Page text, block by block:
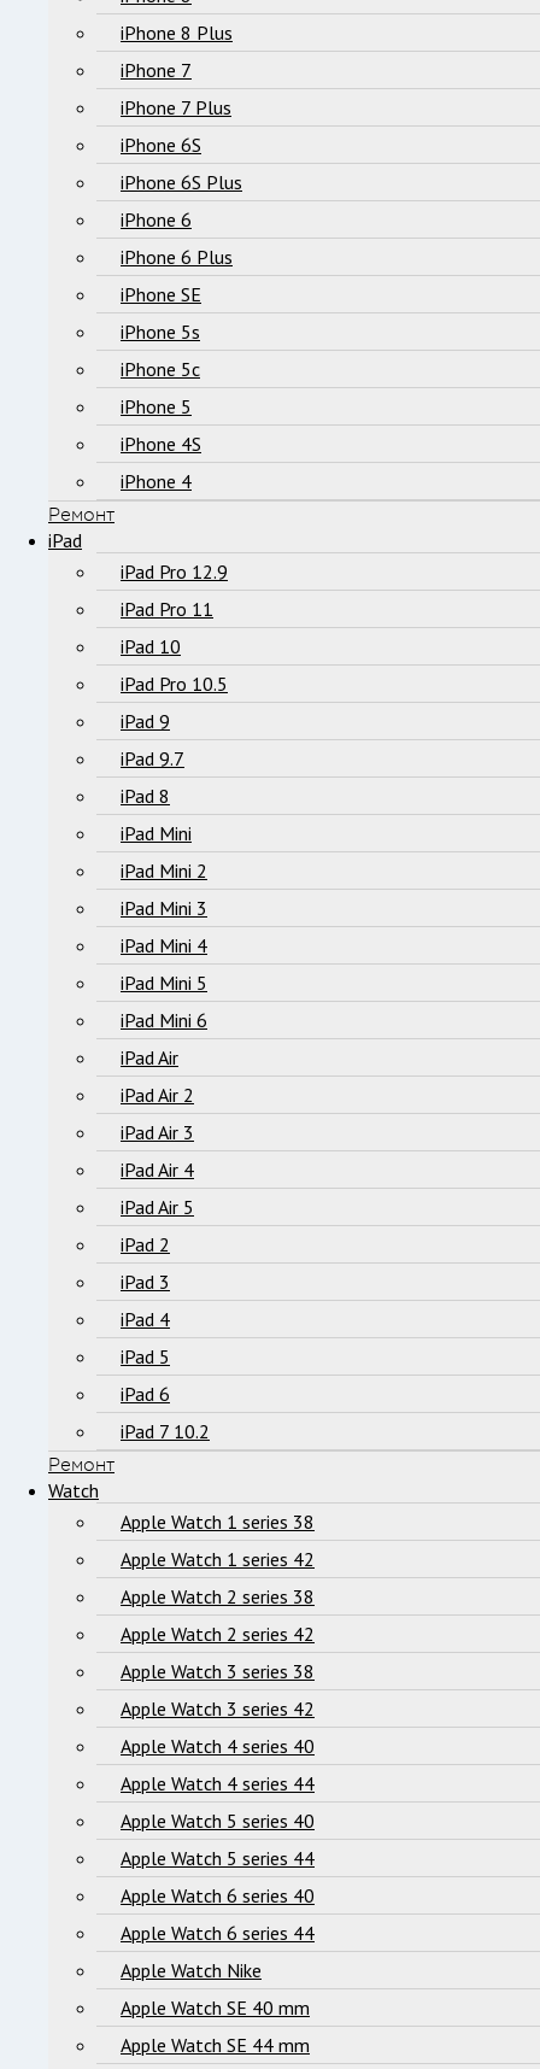
iPhone 8 Plus
iPhone 7
iPhone 7 Plus
iPhone 6S
iPhone 6S Plus
iPhone 6
iPhone 6 Plus
iPhone SE
iPhone 5s
iPhone 5c
iPhone 5
iPhone 4S
iPhone 4
Ремонт
iPad
iPad Pro 12.9
iPad Pro 11
iPad 10
iPad Pro 10.5
iPad 9
iPad 9.7
iPad 8
iPad Mini
iPad Mini 2
iPad Mini 3
iPad Mini 4
iPad Mini 5
iPad Mini 6
iPad Air
iPad Air 2
iPad Air 3
iPad Air 4
iPad Air 5
iPad 2
iPad 3
iPad 4
iPad 5
iPad 6
iPad 7 10.2
Ремонт
Watch
Apple Watch 1 series 38
Apple Watch 1 series 42
Apple Watch 2 series 38
Apple Watch 2 series 42
Apple Watch 3 series 38
Apple Watch 3 series 42
Apple Watch 4 series 40
Apple Watch 4 series 44
Apple Watch 5 series 40
Apple Watch 5 series 44
Apple Watch 6 series 40
Apple Watch 6 series 44
Apple Watch Nike
Apple Watch SE 40 mm
Apple Watch SE 44 mm